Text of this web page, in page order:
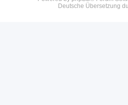
Deutsche Übersetzung